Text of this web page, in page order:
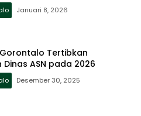
Januari 8, 2026
Tertibkan
Dinas ASN pada 2026
Desember 30, 2025